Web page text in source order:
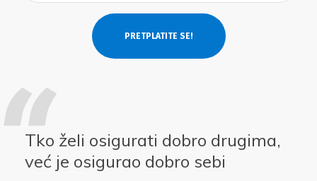
Tko želi osigurati dobro drugima,
već je osigurao dobro sebi